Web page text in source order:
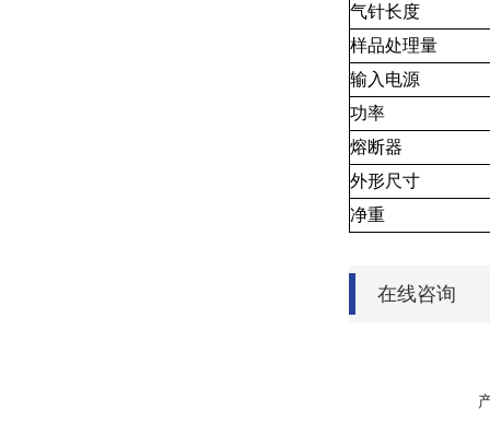
气针长度
样品处理量
输入电源
功率
熔断器
外形尺寸
净重
在线咨询